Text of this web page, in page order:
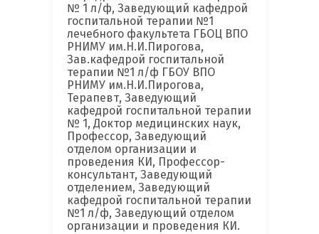
№ 1 л/ф, Заведующий кафедрой
госпитальной терапии №1
лечебного факультета ГБОЦ ВПО
РНИМУ им.Н.И.Пирогова,
Зав.кафедрой госпитальной
терапии №1 л/ф ГБОУ ВПО
РНИМУ им.Н.И.Пирогова,
Терапевт, Заведующий
кафедрой госпитальной терапии
№ 1, Доктор медицинских наук,
Профессор, Заведующий
отделом организации и
проведения КИ, Профессор-
консультант, Заведующий
отделением, Заведующий
кафедрой госпитальной терапии
№1 л/ф, Заведующий отделом
организации и проведения КИ.